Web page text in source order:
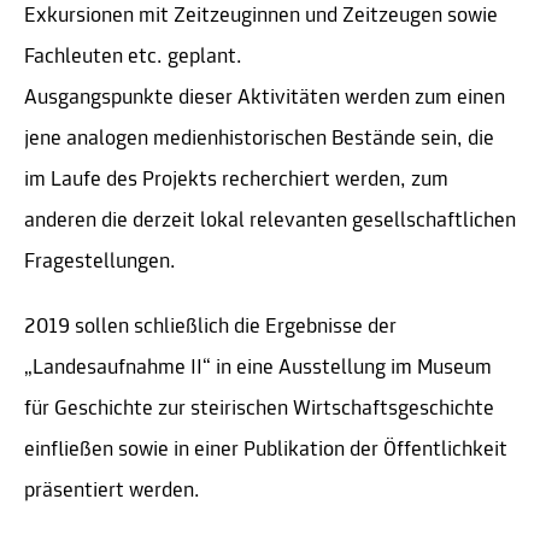
Exkursionen mit Zeitzeuginnen und Zeitzeugen sowie
Fachleuten etc. geplant.
Ausgangspunkte dieser Aktivitäten werden zum einen
jene analogen medienhistorischen Bestände sein, die
im Laufe des Projekts recherchiert werden, zum
anderen die derzeit lokal relevanten gesellschaftlichen
Fragestellungen.
2019 sollen schließlich die Ergebnisse der
„Landesaufnahme II“ in eine Ausstellung im Museum
für Geschichte zur steirischen Wirtschaftsgeschichte
einfließen sowie in einer Publikation der Öffentlichkeit
präsentiert werden.